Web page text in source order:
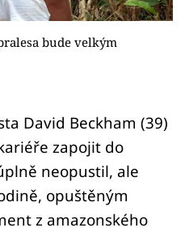
bude velkým
David Beckham (39)
zapojit do
neopustil, ale
opuštěným
z amazonského